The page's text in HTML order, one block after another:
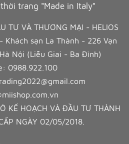
trang "Made in Italy"
TƯ VÀ THƯƠNG MẠI - HELIOS
Khách sạn La Thành - 226 Vạn
Nội (Liễu Giai - Ba Đình)
0988.922.100
KẾ HOẠCH VÀ ĐẦU TƯ THÀNH
NGÀY 02/05/2018.